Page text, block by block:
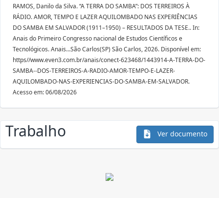
RAMOS, Danilo da Silva. “A TERRA DO SAMBA”: DOS TERREIROS À
RÁDIO. AMOR, TEMPO E LAZER AQUILOMBADO NAS EXPERIÊNCIAS
DO SAMBA EM SALVADOR (1911–1950) – RESULTADOS DA TESE.. In:
Anais do Primeiro Congresso nacional de Estudos Científicos e
Tecnológicos. Anais...São Carlos(SP) São Carlos, 2026. Disponível em:
https//www.even3.com.br/anais/conect-623468/1443914-A-TERRA-DO-
SAMBA--DOS-TERREIROS-A-RADIO-AMOR-TEMPO-E-LAZER-
AQUILOMBADO-NAS-EXPERIENCIAS-DO-SAMBA-EM-SALVADOR.
Acesso em: 06/08/2026
Trabalho Ver documento